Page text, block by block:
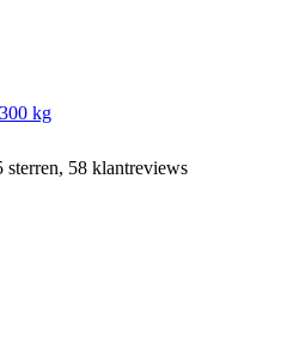
kg
sterren, 58 klantreviews